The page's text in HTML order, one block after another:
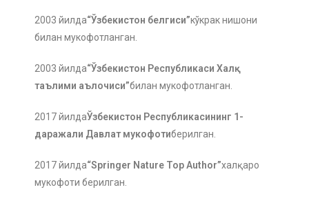
2003 йилда“Ўзбекистон белгиси”кўкрак нишони
билан мукофотланган.
2003 йилда“Ўзбекистон Республикаси Халқ
таълими аълочиси”билан мукофотланган.
2017 йилдаЎзбекистон Республикасининг 1-
даражали Давлат мукофотиберилган.
2017 йилда“Springer Nature Top Author”халқаро
мукофоти берилган.